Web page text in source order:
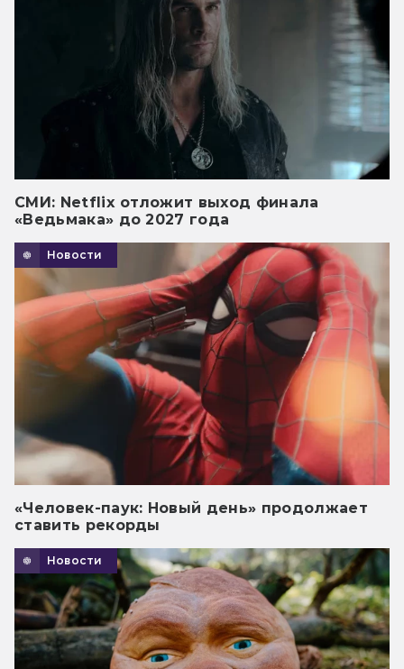
СМИ: Netflix отложит выход финала
«Ведьмака» до 2027 года
Новости
«Человек-паук: Новый день» продолжает
ставить рекорды
Новости